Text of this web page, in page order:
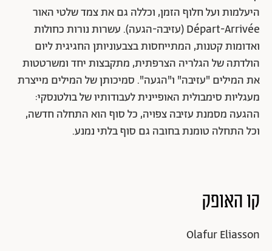
היעלמות ועל חלוף הזמן, וכללה גם את צמד שלטי האור
Départ-Arrivée (עזיבה-הגעה). עשרות נורות כחולות
ואדומות קטנות, המתייחסות בצבעוניותן החגיגית ליום
הולדתה של הגלריה הצרפתית, מתקבצות יחד ומשרטטות
את המילים "עזיבה" ו"הגעה". סמיכותן של המילים מייצרת
מעגליות סימבולית האופיינית לעבודותיו של בולטנסקי:
ההגעה מסמנת עזיבה צפויה, כל סוף הוא התחלה חדשה,
וכל התחלה טומנת בחובה גם סוף בלתי נמנע.
קו האופק
Olafur Eliasson